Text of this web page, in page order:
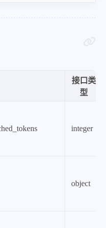
接口类
型
integer
object